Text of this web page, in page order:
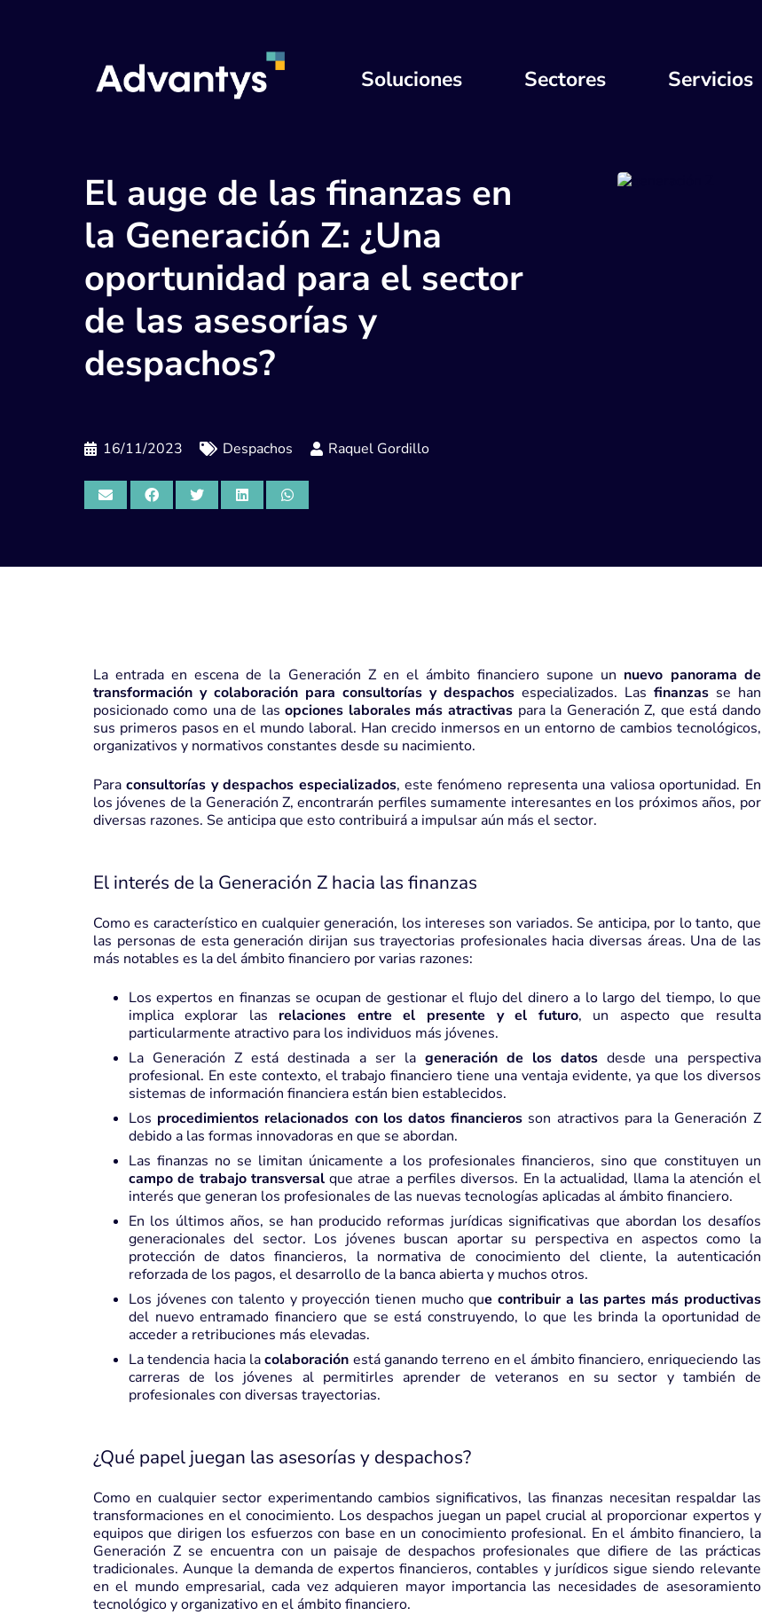
Soluciones Sectores Servicios
El auge de las finanzas en
la Generación Z: ¿Una
oportunidad para el sector
de las asesorías y
despachos?
16/11/2023 Despachos Raquel Gordillo
La entrada en escena de la Generación Zen el ámbito financiero supone un nuevo panorama de
transformación y colaboración para consultorías y despachosespecializados. Las finanzasse han
posicionado como una de lasopciones laborales más atractivas para la Generación Z, que está dando
sus primeros pasos en el mundo laboral. Han crecido inmersos en un entorno de cambios tecnológicos,
organizativos y normativos constantes desde su nacimiento.
Paraconsultorías y despachos especializados, este fenómeno representa una valiosa oportunidad. En
los jóvenes de la Generación Z, encontrarán perfiles sumamente interesantes en los próximos años, por
diversas razones. Se anticipa que esto contribuirá a impulsar aún más el sector.
El interés de la Generación Z hacia las finanzas
Como es característico en cualquier generación, los intereses son variados. Se anticipa, por lo tanto, que
las personas de esta generación dirijan sus trayectorias profesionales hacia diversas áreas. Una de las
más notables es la del ámbito financiero por varias razones:
Los expertos en finanzas se ocupan de gestionar el flujo del dinero a lo largo del tiempo, lo que
implica explorar las relaciones entre el presente y el futuro, un aspecto que resulta
particularmente atractivo para los individuos más jóvenes.
La Generación Z está destinada a ser la generación de los datos desde una perspectiva
profesional. En este contexto, el trabajo financiero tiene una ventaja evidente, ya que los diversos
sistemas de información financiera están bien establecidos.
Los procedimientos relacionados con los datos financieros son atractivos para la Generación Z
debido a las formas innovadoras en que se abordan.
Las finanzas no se limitan únicamente a los profesionales financieros, sino que constituyen un
campo de trabajo transversalque atrae a perfiles diversos. En la actualidad, llama la atención el
interés que generan los profesionales de las nuevas tecnologías aplicadas al ámbito financiero.
En los últimos años, se han producido reformas jurídicas significativas que abordan los desafíos
generacionales del sector. Los jóvenes buscan aportar su perspectiva en aspectos como la
protección de datos financieros, la normativa de conocimiento del cliente, la autenticación
reforzada de los pagos, el desarrollo de la banca abierta y muchos otros.
Los jóvenes con talento y proyección tienen mucho que contribuir a las partes más productivas
del nuevo entramado financiero que se está construyendo, lo que les brinda la oportunidad de
acceder a retribuciones más elevadas.
La tendencia hacia lacolaboración está ganando terreno en el ámbito financiero, enriqueciendo las
carreras de los jóvenes al permitirles aprender de veteranos en su sector y también de
profesionales con diversas trayectorias.
¿Qué papel juegan las asesorías y despachos?
Como en cualquier sector experimentando cambios significativos, las finanzas necesitan respaldar las
transformaciones en el conocimiento. Los despachos juegan un papel crucial al proporcionar expertos y
equipos que dirigen los esfuerzos con base en un conocimiento profesional. En el ámbito financiero, la
Generación Z se encuentra con un paisaje de despachos profesionales que difiere de las prácticas
tradicionales. Aunque la demanda de expertos financieros, contables y jurídicos sigue siendo relevante
en el mundo empresarial, cada vez adquieren mayor importancia las necesidades de asesoramiento
tecnológico y organizativo en el ámbito financiero.